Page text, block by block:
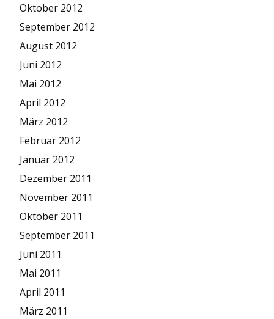
Oktober 2012
September 2012
August 2012
Juni 2012
Mai 2012
April 2012
März 2012
Februar 2012
Januar 2012
Dezember 2011
November 2011
Oktober 2011
September 2011
Juni 2011
Mai 2011
April 2011
März 2011